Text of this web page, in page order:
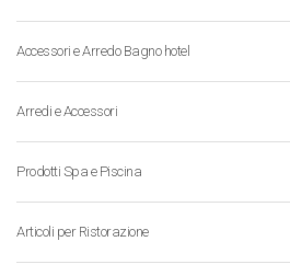
Accessori e Arredo Bagno hotel
Arredi e Accessori
Prodotti Spa e Piscina
Articoli per Ristorazione